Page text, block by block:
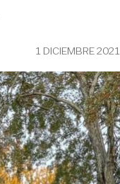
1 DICIEMBRE 2021